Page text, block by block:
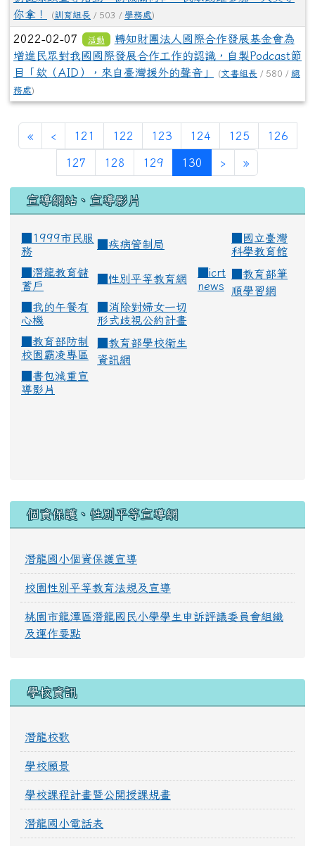
你拿！
(訓育組長 / 503 / 學務處)
2022-02-07 活動
轉知財團法人國際合作發展基金會為
增進民眾對我國國際發展合作工作的認識，自製Podcast節
目「欸（AID），來自臺灣援外的聲音」
(文書組長 / 580 / 總
務處)
« ‹ 121 122 123 124 125 126
127 128 129 130 (current)
› »
宣導網站、宣導影片
■1999市民服
務
疾病管制局
國立臺灣
科學教育館
潛龍教育儲
蓄戶
性別平等教育網
icrt
news
教育部筆
順學習網
我的午餐有
心機
消除對婦女一切
形式歧視公約計畫
教育部防制
校園霸凌專區
教育部學校衛生
資訊網
書包減重宣
導影片
個資保護、性別平等宣導網
潛龍國小個資保護宣導
校園性別平等教育法規及宣導
桃園市龍潭區潛龍國民小學學生申訴評議委員會組織
及運作要點
學校資訊
潛龍校歌
學校願景
學校課程計畫暨公開授課規畫
潛龍國小電話表